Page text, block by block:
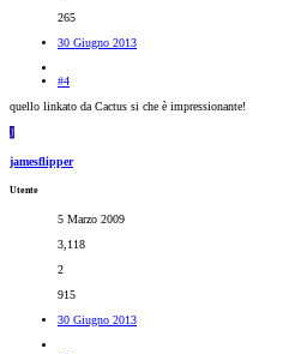
265
30 Giugno 2013
#4
quello linkato da Cactus si che è impressionante!
J
jamesflipper
Utente
5 Marzo 2009
3,118
2
915
30 Giugno 2013